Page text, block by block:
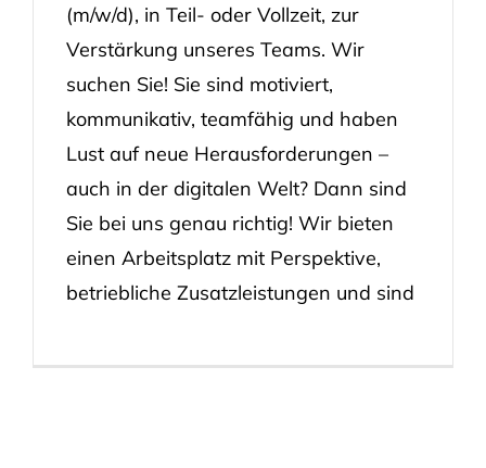
(m/w/d), in Teil- oder Vollzeit, zur
Verstärkung unseres Teams. Wir
suchen Sie! Sie sind motiviert,
kommunikativ, teamfähig und haben
Lust auf neue Herausforderungen –
auch in der digitalen Welt? Dann sind
Sie bei uns genau richtig! Wir bieten
einen Arbeitsplatz mit Perspektive,
betriebliche Zusatzleistungen und sind